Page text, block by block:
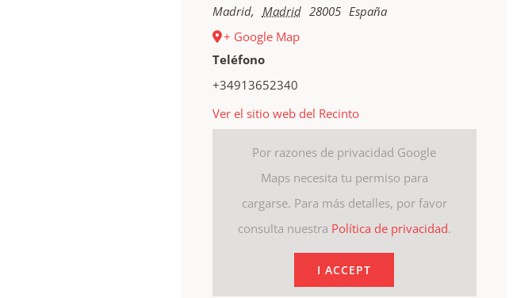
Madrid, Madrid 28005 España
+ Google Map
Teléfono
+34913652340
Ver el sitio web del Recinto
Por razones de privacidad Google
Maps necesita tu permiso para
cargarse. Para más detalles, por favor
consulta nuestra Política de privacidad.
I ACCEPT